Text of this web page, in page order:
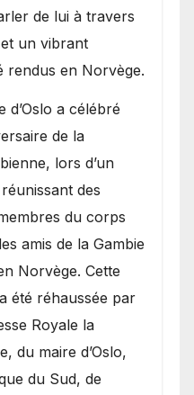
de lui à travers
un vibrant
rendus en Norvège.
d’Oslo a célébré
de la
lors d’un
des
du corps
amis de la Gambie
Norvège. Cette
été réhaussée par
Royale la
du maire d’Oslo,
du Sud, de